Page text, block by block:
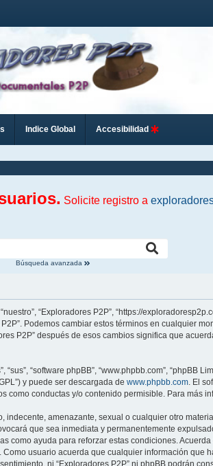
Indice Global Accesibilidad
Solicite registro a
Búsqueda avanzada
“Exploradores P2P”, “https://
Podemos cambiar estos términos en cualquier
P2P” después de esos cambios significa que
“software phpBB”, “www.phpbb.com”, “phpBB
y puede ser descargada de www.phpbb.com. El
como conductas y/o contenido permisible. Para más
amenazante, sexual o cualquier otro
que sea inmediata y permanentemente
como ayuda para reforzar estas condiciones.
usuario acuerda que cualquier información que
ni “Exploradores P2P” ni phpBB podrán